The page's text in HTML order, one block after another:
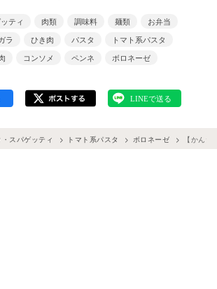
ティ 肉類 調味料 麺類
お弁当
ラ
ひき肉 パスタ
トマト系パスタ
コンソメ ペンネ ボロネーゼ
スパゲッティ トマト系パスタ ボロネーゼ 【かん